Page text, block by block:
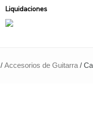
Liquidaciones
/Accesorios de Guitarra /